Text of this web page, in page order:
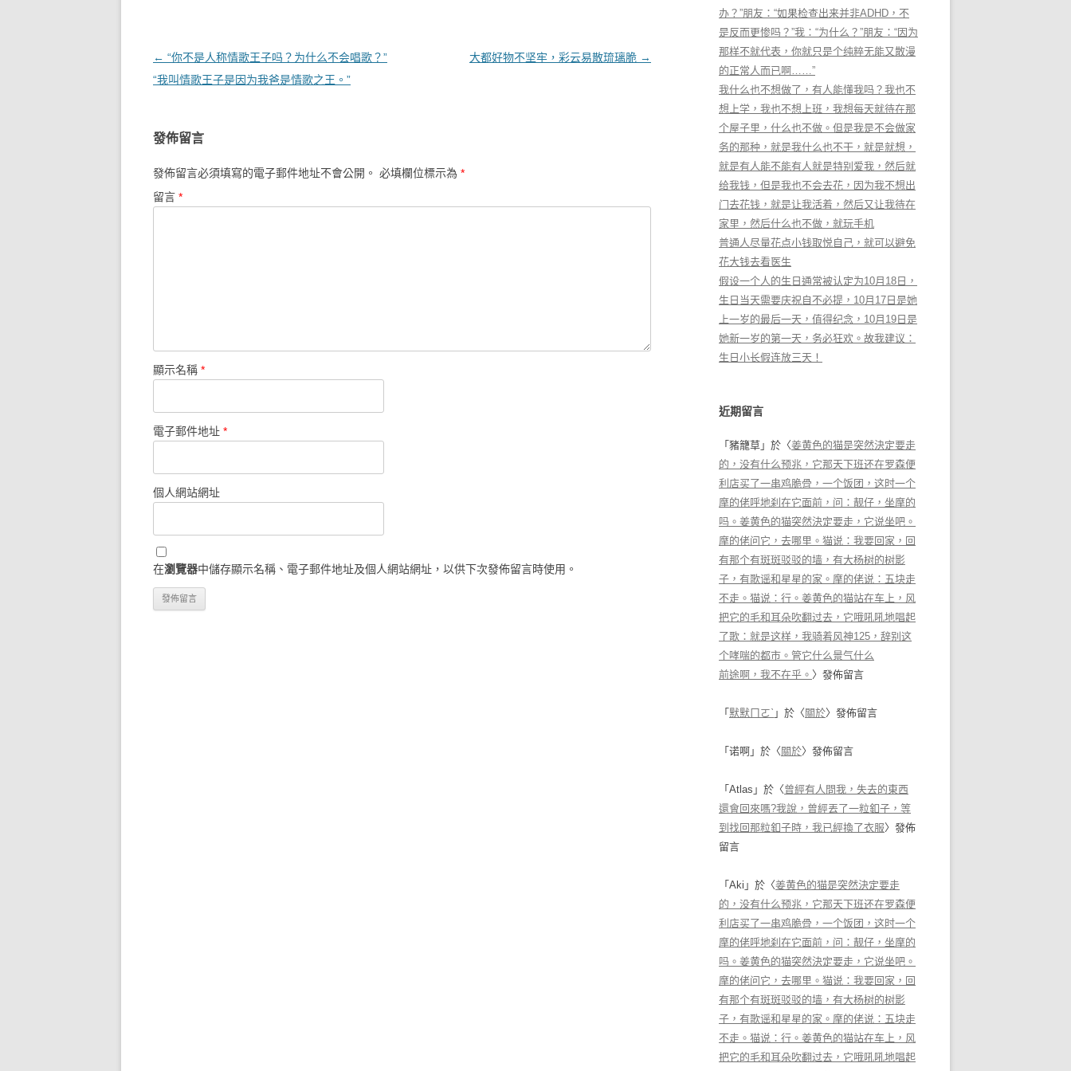
文章導覽
← “你不是人称情歌王子吗？为什么不会唱歌？”
“我叫情歌王子是因为我爸是情歌之王。”
大都好物不坚牢，彩云易散琉璃脆 →
發佈留言
發佈留言必須填寫的電子郵件地址不會公開。 必填欄位標示為 *
留言 *
顯示名稱 *
電子郵件地址 *
個人網站網址
在瀏覽器中儲存顯示名稱、電子郵件地址及個人網站網址，以供下次發佈留言時使用。
办？”朋友：“如果检查出来并非ADHD，不
是反而更惨吗？”我：“为什么？”朋友：“因为
那样不就代表，你就只是个纯粹无能又散漫
的正常人而已啊……”
我什么也不想做了，有人能懂我吗？我也不
想上学，我也不想上班，我想每天就待在那
个屋子里，什么也不做。但是我是不会做家
务的那种，就是我什么也不干，就是就想，
就是有人能不能有人就是特别爱我，然后就
给我钱，但是我也不会去花，因为我不想出
门去花钱，就是让我活着，然后又让我待在
家里，然后什么也不做，就玩手机
普通人尽量花点小钱取悦自己，就可以避免
花大钱去看医生
假设一个人的生日通常被认定为10月18日，
生日当天需要庆祝自不必提，10月17日是她
上一岁的最后一天，值得纪念，10月19日是
她新一岁的第一天，务必狂欢。故我建议：
生日小长假连放三天！
近期留言
「 豬籠草 」於〈姜黄色的猫是突然決定要走
的，没有什么预兆，它那天下班还在罗森便
利店买了一串鸡脆骨，一个饭团，这时一个
摩的佬呼地刹在它面前，问：靓仔，坐摩的
吗。姜黄色的猫突然決定要走，它说坐吧。
摩的佬问它，去哪里。猫说：我要回家，回
有那个有斑斑驳驳的墙，有大杨树的树影
子，有歌谣和星星的家。摩的佬说：五块走
不走。猫说：行。姜黄色的猫站在车上，风
把它的毛和耳朵吹翻过去，它哦吼吼地唱起
了歌：就是这样，我骑着风神125，辞别这
个哮喘的都市。管它什么景气什么
前途啊，我不在乎。 〉發佈留言
「 默默ㄇㄛˋ 」於〈 關於〉發佈留言
「 诺啊 」於〈 關於〉發佈留言
「 Atlas 」於〈曾經有人問我，失去的東西
還會回來嗎?我說，曾經丟了一粒釦子，等
到找回那粒釦子時，我已經換了衣服〉發佈
留言
「 Aki 」於〈姜黄色的猫是突然決定要走
的，没有什么预兆，它那天下班还在罗森便
利店买了一串鸡脆骨，一个饭团，这时一个
摩的佬呼地刹在它面前，问：靓仔，坐摩的
吗。姜黄色的猫突然決定要走，它说坐吧。
摩的佬问它，去哪里。猫说：我要回家，回
有那个有斑斑驳驳的墙，有大杨树的树影
子，有歌谣和星星的家。摩的佬说：五块走
不走。猫说：行。姜黄色的猫站在车上，风
把它的毛和耳朵吹翻过去，它哦吼吼地唱起